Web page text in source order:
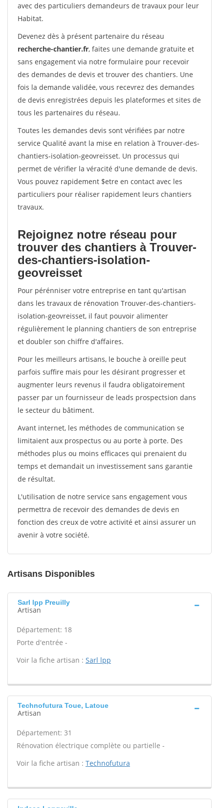
avec des particuliers demandeurs de travaux pour leur
Habitat.
Devenez dès à présent partenaire du réseau
recherche-chantier.fr, faites une demande gratuite et
sans engagement via notre formulaire pour recevoir
des demandes de devis et trouver des chantiers. Une
fois la demande validée, vous recevrez des demandes
de devis enregistrées depuis les plateformes et sites de
tous les partenaires du réseau.
Toutes les demandes devis sont vérifiées par notre
service Qualité avant la mise en relation à Trouver-des-
chantiers-isolation-geovreisset. Un processus qui
permet de vérifier la véracité d'une demande de devis.
Vous pouvez rapidement $etre en contact avec les
particuliers pour réaliser rapidement leurs chantiers
travaux.
Rejoignez notre réseau pour
trouver des chantiers à Trouver-
des-chantiers-isolation-
geovreisset
Pour pérénniser votre entreprise en tant qu'artisan
dans les travaux de rénovation Trouver-des-chantiers-
isolation-geovreisset, il faut pouvoir alimenter
régulièrement le planning chantiers de son entreprise
et doubler son chiffre d'affaires.
Pour les meilleurs artisans, le bouche à oreille peut
parfois suffire mais pour les désirant progresser et
augmenter leurs revenus il faudra obligatoirement
passer par un fournisseur de leads prospectsion dans
le secteur du bâtiment.
Avant internet, les méthodes de communication se
limitaient aux prospectus ou au porte à porte. Des
méthodes plus ou moins efficaces qui prenaient du
temps et demandait un investissement sans garantie
de résultat.
L'utilisation de notre service sans engagement vous
permettra de recevoir des demandes de devis en
fonction des creux de votre activité et ainsi assurer un
avenir à votre société.
Artisans Disponibles
Sarl lpp Preuilly
Artisan
Département: 18
Porte d'entrée -
Voir la fiche artisan : Sarl lpp
Technofutura Toue, Latoue
Artisan
Département: 31
Rénovation électrique complète ou partielle -
Voir la fiche artisan : Technofutura